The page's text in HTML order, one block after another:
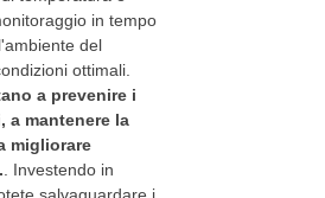
in tempo
del
ottimali.
a prevenire i
a mantenere la
migliorare
. Investendo in
salvaguardare i